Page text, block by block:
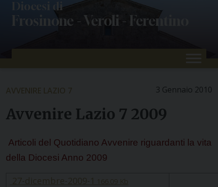
Diocesi di
Frosinone - Veroli - Ferentino
3 Gennaio 2010
AVVENIRE LAZIO 7
Avvenire Lazio 7 2009
Articoli del Quotidiano Avvenire riguardanti la vita
della Diocesi Anno 2009
27-dicembre-2009-1 166.09 Kb